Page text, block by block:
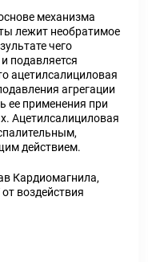
механизма
лежит необратимое
чего
подавляется
ацетилсалициловая
агрегации
ее применения при
Ацетилсалициловая
действием.
Кардиомагнила,
воздействия